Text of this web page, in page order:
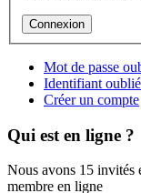
Mot de passe
Identifiant
Créer un compte
Qui est en ligne ?
Nous avons 15 invités
membre en ligne